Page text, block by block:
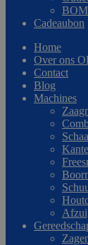
Cadeaubon
Home
Over ons
Contact
Blog
Machines